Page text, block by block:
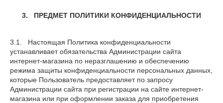
3. ПРЕДМЕТ ПОЛИТИКИ КОНФИДЕНЦИАЛЬНОСТИ
3.1. Настоящая Политика конфиденциальности
устанавливает обязательства Администрации сайта
интернет-магазина по неразглашению и обеспечению
режима защиты конфиденциальности персональных данных,
которые Пользователь предоставляет по запросу
Администрации сайта при регистрации на сайте интернет-
магазина или при оформлении заказа для приобретения